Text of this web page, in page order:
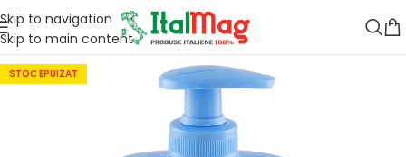
Skip to navigation
Skip to main content
STOC EPUIZAT